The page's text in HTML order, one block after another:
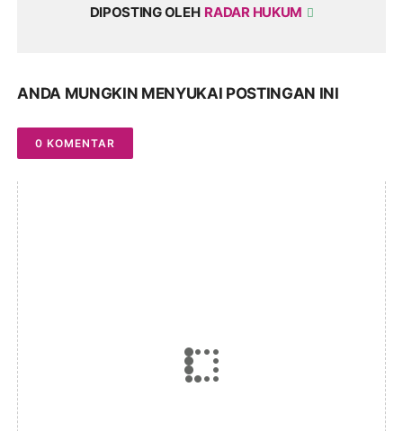
DIPOSTING OLEH RADAR HUKUM
ANDA MUNGKIN MENYUKAI POSTINGAN INI
0 KOMENTAR